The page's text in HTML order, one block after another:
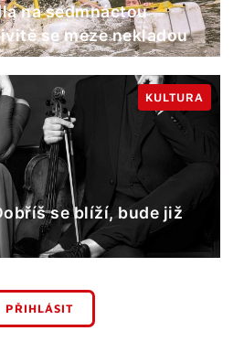
na sedmnáctou
se meze nekladou
se blíží, bude již
KULTURA
PŘIHLÁSIT